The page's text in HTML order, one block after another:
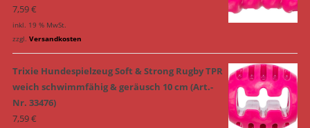
7,59€
inkl. 19 % MwSt.
zzgl. Versandkosten
Trixie Hundespielzeug Soft & Strong Rugby TPR
weich schwimmfähig & geräusch 10 cm (Art.-
Nr. 33476)
7,59€